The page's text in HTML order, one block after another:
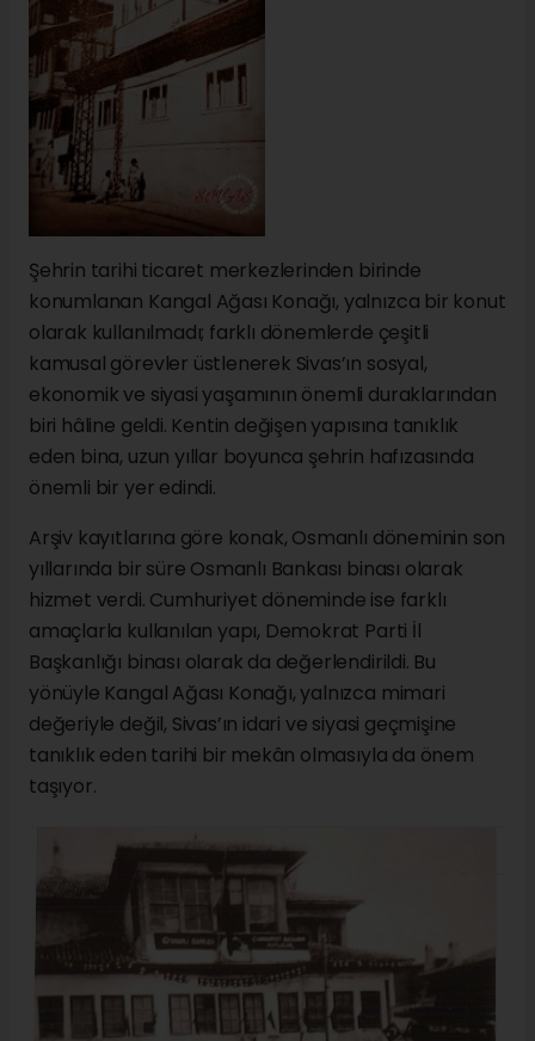
Şehrin tarihi ticaret merkezlerinden birinde
konumlanan Kangal Ağası Konağı, yalnızca bir konut
olarak kullanılmadı; farklı dönemlerde çeşitli
kamusal görevler üstlenerek Sivas’ın sosyal,
ekonomik ve siyasi yaşamının önemli duraklarından
biri hâline geldi. Kentin değişen yapısına tanıklık
eden bina, uzun yıllar boyunca şehrin hafızasında
önemli bir yer edindi.
Arşiv kayıtlarına göre konak, Osmanlı döneminin son
yıllarında bir süre Osmanlı Bankası binası olarak
hizmet verdi. Cumhuriyet döneminde ise farklı
amaçlarla kullanılan yapı, Demokrat Parti İl
Başkanlığı binası olarak da değerlendirildi. Bu
yönüyle Kangal Ağası Konağı, yalnızca mimari
değeriyle değil, Sivas’ın idari ve siyasi geçmişine
tanıklık eden tarihi bir mekân olmasıyla da önem
taşıyor.